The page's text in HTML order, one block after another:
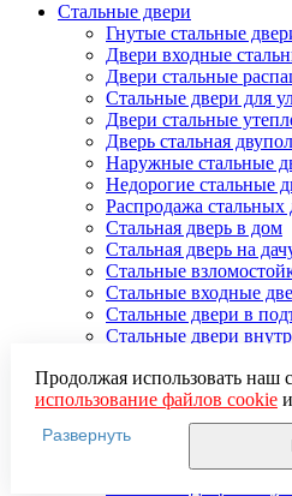
Стальные двери
Гнутые стальные
Двери входные
Двери стальные
Стальные двери для
Двери стальные
Дверь стальная
Наружные стальные
Недорогие стальные
Распродажа стальных
Стальная дверь в дом
Стальная дверь на
Стальные
Стальные входные
Стальные двери в
Стальные двери
Стальные двери мдф
Стальные двери с
Стальные двери с
Стальные двери с
Стальные двери с
Продолжая использовать наш
использование файлов cookieи других
пользовательских данных
местоположении, устройстве,
для функционирования сайта,
Развернуть